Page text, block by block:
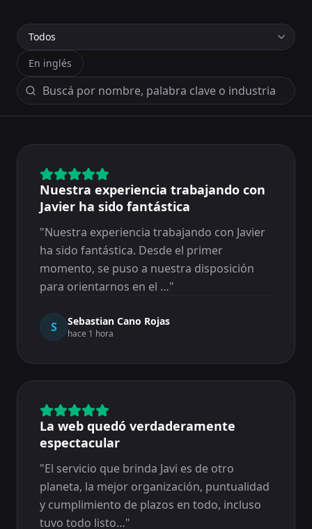
En inglés
Nuestra experiencia trabajando con
Javier ha sido fantástica
"Nuestra experiencia trabajando con Javier
ha sido fantástica. Desde el primer
momento, se puso a nuestra disposición
para orientarnos en el …"
S Sebastian Cano Rojas
hace 1 hora
La web quedó verdaderamente
espectacular
"El servicio que brinda Javi es de otro
planeta, la mejor organización, puntualidad
y cumplimiento de plazos en todo, incluso
tuvo todo listo…"